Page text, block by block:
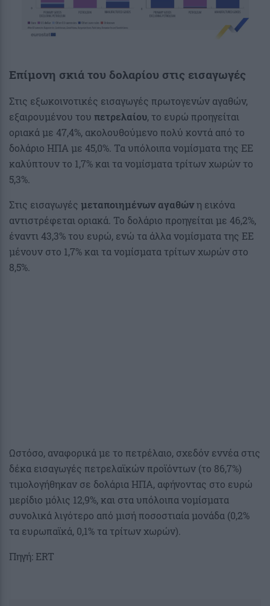
Επίμονη σκιά του δολαρίου στις εισαγωγές
Στις εξωκοινοτικές εισαγωγές πρωτογενών αγαθών,
εξαιρουμένου του πετρελαίου, το ευρώ προηγείται
οριακά με 47,4%, ακολουθούμενο πολύ κοντά από το
δολάριο ΗΠΑ με 45,0%. Τα υπόλοιπα νομίσματα της ΕΕ
καλύπτουν το 1,7% και τα νομίσματα τρίτων χωρών το
5,3%.
Στις εισαγωγές μεταποιημένων αγαθώνη εικόνα
αντιστρέφεται οριακά. Το δολάριο προηγείται με 46,2%,
έναντι 43,3% του ευρώ, ενώ τα άλλα νομίσματα της ΕΕ
μένουν στο 1,7% και τα νομίσματα τρίτων χωρών στο
8,5%.
Ωστόσο, αναφορικά με το πετρέλαιο, σχεδόν εννέα στις
δέκα εισαγωγές πετρελαϊκών προϊόντων (το 86,7%)
τιμολογήθηκαν σε δολάρια ΗΠΑ, αφήνοντας στο ευρώ
μερίδιο μόλις 12,9%, και στα υπόλοιπα νομίσματα
συνολικά λιγότερο από μισή ποσοστιαία μονάδα (0,2%
τα ευρωπαϊκά, 0,1% τα τρίτων χωρών).
Πηγή: ERT